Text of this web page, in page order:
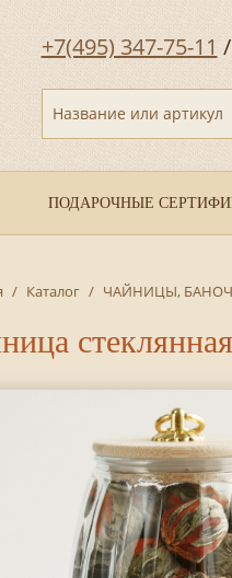
+7(495) 347-75-11 /
Название или артикул
ПОДАРОЧНЫЕ
/ Каталог / ЧАЙНИЦЫ,
стеклянная